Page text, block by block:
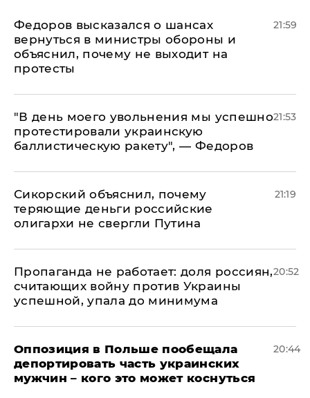
Федоров высказался о шансах
вернуться в министры обороны и
объяснил, почему не выходит на
протесты
21:59
​"В день моего увольнения мы успешно
протестировали украинскую
баллистическую ракету", — Федоров
21:53
Сикорский объяснил, почему
теряющие деньги российские
олигархи не свергли Путина
21:19
​Пропаганда не работает: доля россиян,
считающих войну против Украины
успешной, упала до минимума
20:52
Оппозиция в Польше пообещала
депортировать часть украинских
мужчин – кого это может коснуться
20:44